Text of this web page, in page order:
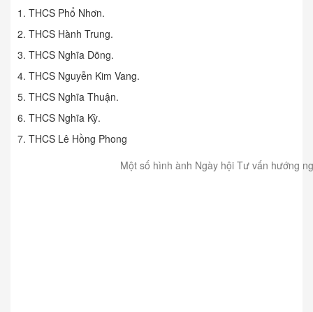
1. THCS Phổ Nhơn.
2. THCS Hành Trung.
3. THCS Nghĩa Dõng.
4. THCS Nguyễn Kim Vang.
5. THCS Nghĩa Thuận.
6. THCS Nghĩa Kỳ.
7. THCS Lê Hồng Phong
Một số hình ành Ngày hội Tư vấn hướng